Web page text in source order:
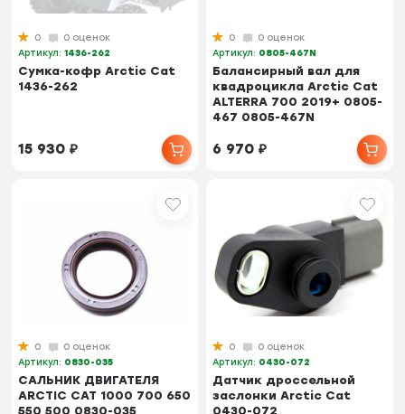
0
0 оценок
Артикул:1436-262
Сумка-кофр Arctic Cat
1436-262
15 930₽
0
0 оценок
Артикул: 0805-467N
Балансирный вал для
квадроцикла Arctic Cat
ALTERRA 700 2019+ 0805-
467 0805-467N
6 970₽
0
0 оценок
Артикул: 0830-035
САЛЬНИК ДВИГАТЕЛЯ
ARCTIC CAT 1000 700 650
550 500 0830-035
0
0 оценок
Артикул: 0430-072
Датчик дроссельной
заслонки Arctic Cat
0430-072